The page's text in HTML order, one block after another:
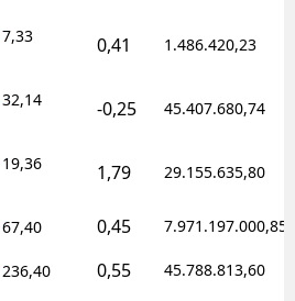
Kütahya
Kahramanmaraş
Mardin
Muğla
7,33 0,41 1.486.420,23
32,14 -0,25 45.407.680,74
19,36 1,79 29.155.635,80
67,40 0,45 7.971.197.000,85
236,40 0,55 45.788.813,60